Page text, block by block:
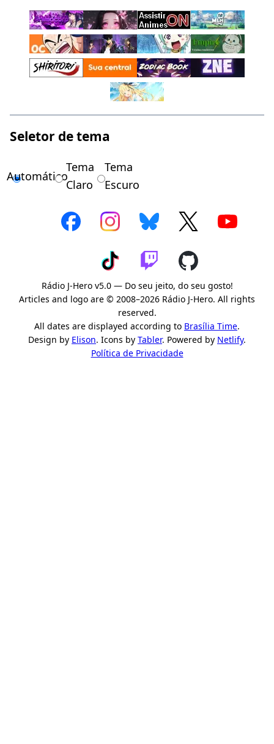
Seletor de tema
Automático
Tema
Claro
Tema
Escuro
Rádio J-Hero v5.0 — Do seu jeito, do seu gosto!
Articles and logo are © 2008–2026 Rádio J-Hero. All rights
reserved.
All dates are displayed according to Brasília Time.
Design by Elison. Icons by Tabler. Powered by Netlify.
Política de Privacidade